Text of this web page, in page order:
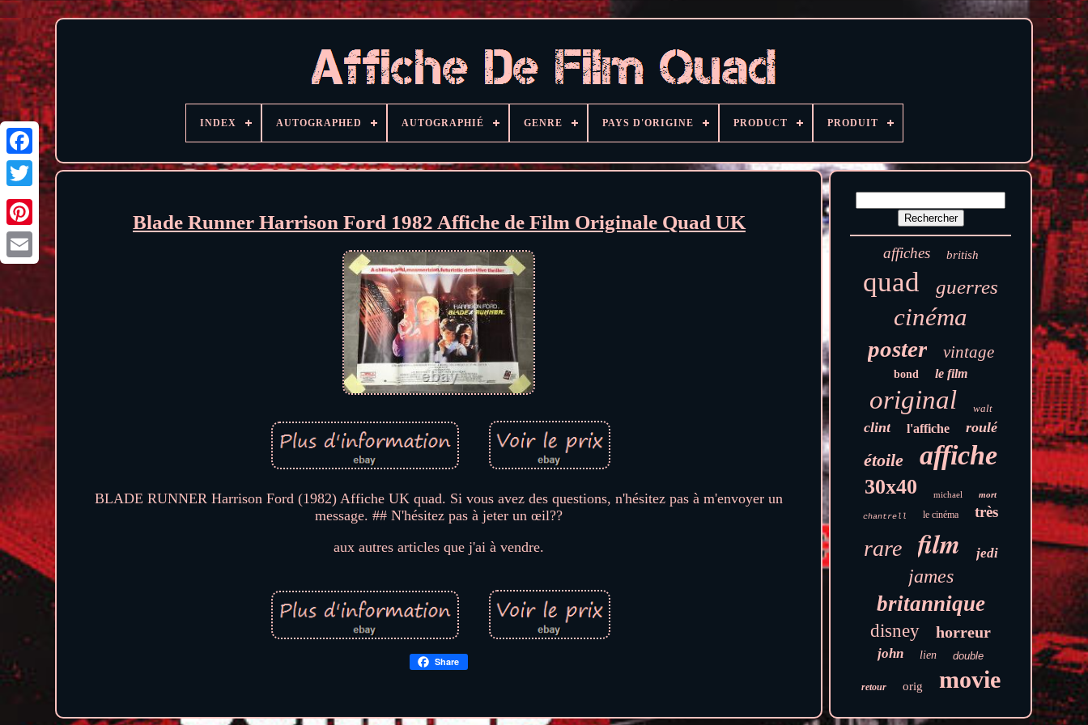
INDEX AUTOGRAPHED AUTOGRAPHIÉ GENRE PAYS D'ORIGINE PRODUCT PRODUIT
Blade Runner Harrison Ford 1982 Affiche de Film Originale Quad UK
BLADE RUNNER Harrison Ford (1982) Affiche UK quad. Si vous avez des questions, n'hésitez pas à m'envoyer un
message. ## N'hésitez pas à jeter un œil??
aux autres articles que j'ai à vendre.
Share
affiches british
quad guerres
cinéma
poster vintage
bond le film
original walt
clint l'affiche roulé
étoile affiche
30x40 michael mort
chantrell le cinéma très
rare film jedi
james
britannique
disney horreur
john lien double
retour orig movie